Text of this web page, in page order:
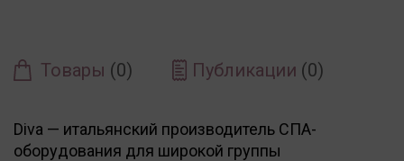
Товары (0) Публикации (0)
Diva — итальянский производитель СПА-
оборудования для широкой группы